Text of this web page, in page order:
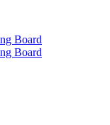
Board
Board